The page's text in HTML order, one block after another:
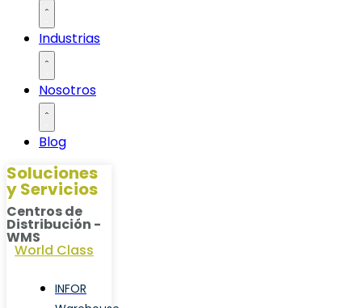
Industrias
Nosotros
Blog
Soluciones
y Servicios
Centros de
Distribución -
WMS
World Class
INFOR